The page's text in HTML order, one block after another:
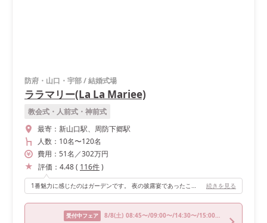
防府・山口・宇部/結婚式場
ララマリー(La La Mariee)
教会式・人前式・神前式
最寄： 新山口駅、周防下郷駅
人数： 10名〜120名
費用： 51名 ／302万円
評価： 4.48( 116件)
1番魅力に感じたのはガーデンです。 夜の披露宴であったことから、ライトアップしたガーデンの上からの再入場は、すごくロマンチックで素敵でした。再入場後はガーデンでケーキ入刀やファーストバイト、スイーツビュッフェを行いました。 続きを見る
受付中フェア 8/8(土) 08:45〜/09:00〜/14:30〜/15:00〜/17:30〜